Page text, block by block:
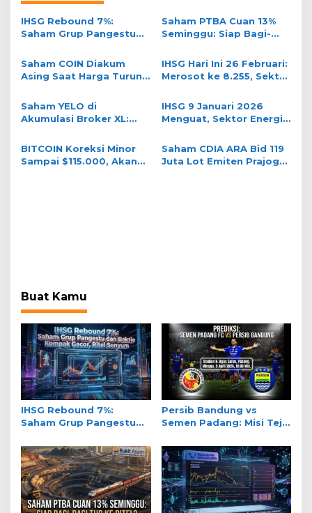
IHSG Rebound 7%:
Saham Grup Pangestu
Gacor, Ritel Senyum
Saham PTBA Cuan 13%
Seminggu: Siap Bagi-
Saham COIN Diakum
Asing Saat Harga Turun:
Jebakan?
IHSG Hari Ini 26 Februari:
Merosot ke 8.255, Sektor
Saham YELO di
Akumulasi Broker XL:
IHSG 9 Januari 2026
Menguat, Sektor Energi
Terbesar
BITCOIN Koreksi Minor
Sampai $115.000, Akan
Saham CDIA ARA Bid 119
Juta Lot Emiten Prajogo
Buat Kamu
IHSG Rebound 7%:
Saham Grup Pangestu
Gacor, Ritel Senyum
Persib Bandung vs
Semen Padang: Misi Teja
Liga 1